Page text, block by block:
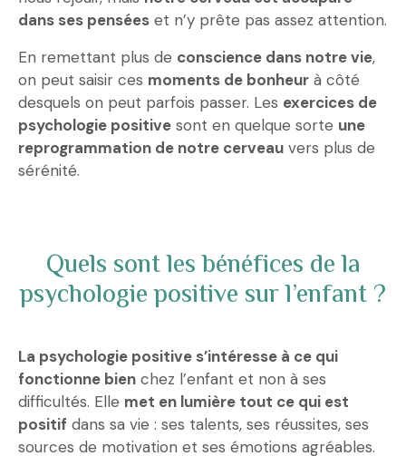
dans ses pensées et n’y prête pas assez attention.
En remettant plus de conscience dans notre vie,
on peut saisir ces moments de bonheur à côté
desquels on peut parfois passer. Les exercices de
psychologie positive sont en quelque sorte une
reprogrammation de notre cerveau vers plus de
sérénité.
Quels sont les bénéfices de la
psychologie positive sur l’enfant ?
La psychologie positive s’intéresse à ce qui
fonctionne bien chez l’enfant et non à ses
difficultés. Elle met en lumière tout ce qui est
positif dans sa vie : ses talents, ses réussites, ses
sources de motivation et ses émotions agréables.